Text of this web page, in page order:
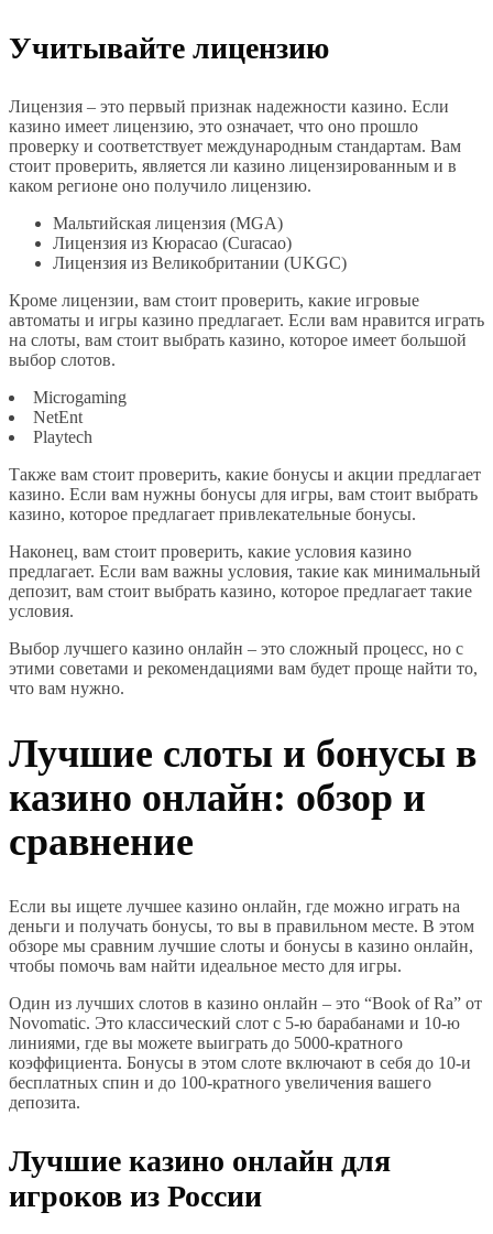
Учитывайте лицензию
Лицензия – это первый признак надежности казино. Если
казино имеет лицензию, это означает, что оно прошло
проверку и соответствует международным стандартам. Вам
стоит проверить, является ли казино лицензированным и в
каком регионе оно получило лицензию.
Мальтийская лицензия (MGA)
Лицензия из Кюрасао (Curacao)
Лицензия из Великобритании (UKGC)
Кроме лицензии, вам стоит проверить, какие игровые
автоматы и игры казино предлагает. Если вам нравится играть
на слоты, вам стоит выбрать казино, которое имеет большой
выбор слотов.
Microgaming
NetEnt
Playtech
Также вам стоит проверить, какие бонусы и акции предлагает
казино. Если вам нужны бонусы для игры, вам стоит выбрать
казино, которое предлагает привлекательные бонусы.
Наконец, вам стоит проверить, какие условия казино
предлагает. Если вам важны условия, такие как минимальный
депозит, вам стоит выбрать казино, которое предлагает такие
условия.
Выбор лучшего казино онлайн – это сложный процесс, но с
этими советами и рекомендациями вам будет проще найти то,
что вам нужно.
Лучшие слоты и бонусы в
казино онлайн: обзор и
сравнение
Если вы ищете лучшее казино онлайн, где можно играть на
деньги и получать бонусы, то вы в правильном месте. В этом
обзоре мы сравним лучшие слоты и бонусы в казино онлайн,
чтобы помочь вам найти идеальное место для игры.
Один из лучших слотов в казино онлайн – это “Book of Ra” от
Novomatic. Это классический слот с 5-ю барабанами и 10-ю
линиями, где вы можете выиграть до 5000-кратного
коэффициента. Бонусы в этом слоте включают в себя до 10-и
бесплатных спин и до 100-кратного увеличения вашего
депозита.
Лучшие казино онлайн для
игроков из России